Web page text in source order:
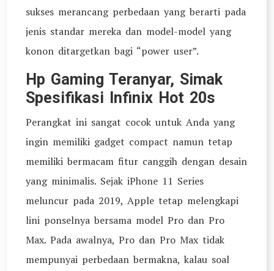
sukses merancang perbedaan yang berarti pada
jenis standar mereka dan model-model yang
konon ditargetkan bagi “power user”.
Hp Gaming Teranyar, Simak
Spesifikasi Infinix Hot 20s
Perangkat ini sangat cocok untuk Anda yang
ingin memiliki gadget compact namun tetap
memiliki bermacam fitur canggih dengan desain
yang minimalis. Sejak iPhone 11 Series
meluncur pada 2019, Apple tetap melengkapi
lini ponselnya bersama model Pro dan Pro
Max. Pada awalnya, Pro dan Pro Max tidak
mempunyai perbedaan bermakna, kalau soal